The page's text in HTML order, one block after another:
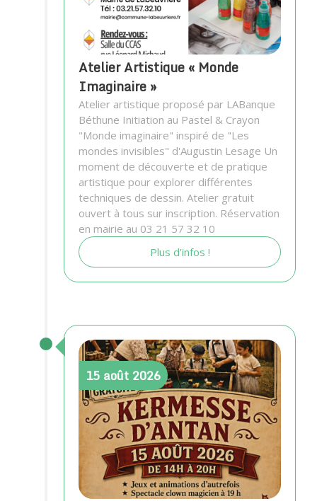
Atelier Artistique « Monde
Imaginaire »
Atelier artistique proposé par LABanque
Béthune Initiation au Pastel & Crayon
"Monde imaginaire" inspiré de "Les
mondes invisibles" d'Augustin Lesage Un
moment de découverte et de pratique
artistique pour explorer différentes
techniques de dessin. Atelier gratuit
ouvert à tous sur inscription. Réservation
en mairie au 03 21 57 32 10
Plus d'infos !
15 août 2026